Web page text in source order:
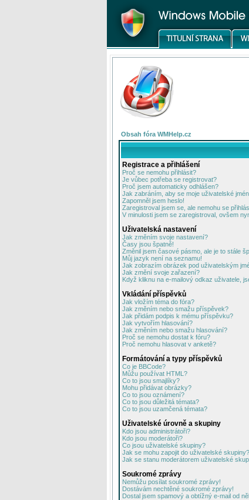
Obsah fóra WMHelp.cz
Registrace a přihlášení
Proč se nemohu přihlásit?
Je vůbec potřeba se registrovat?
Proč jsem automaticky odhlášen?
Jak zabráním, aby se moje uživatelské
Zapomněl jsem heslo!
Zaregistroval jsem se, ale nemohu se
V minulosti jsem se zaregistroval, ovšem
Uživatelská nastavení
Jak změním svoje nastavení?
Časy jsou špatně!
Změnil jsem časové pásmo, ale je to stále
Můj jazyk není na seznamu!
Jak zobrazím obrázek pod uživatelským
Jak změní svoje zařazení?
Když kliknu na e-mailový odkaz uživatele,
Vkládání příspěvků
Jak vložím téma do fóra?
Jak změním nebo smažu příspěvek?
Jak přidám podpis k mému příspěvku?
Jak vytvořím hlasování?
Jak změním nebo smažu hlasování?
Proč se nemohu dostat k fóru?
Proč nemohu hlasovat v anketě?
Formátování a typy příspěvků
Co je BBCode?
Můžu používat HTML?
Co to jsou smajlíky?
Mohu přidávat obrázky?
Co to jsou oznámení?
Co to jsou důležitá témata?
Co to jsou uzamčená témata?
Uživatelské úrovně a skupiny
Kdo jsou administrátoři?
Kdo jsou moderátoři?
Co jsou uživatelské skupiny?
Jak se mohu zapojit do uživatelské skupiny?
Jak se stanu moderátorem uživatelské
Soukromé zprávy
Nemůžu posílat soukromé zprávy!
Dostávám nechtěné soukromé zprávy!
Dostal jsem spamový a obtížný e-mail od